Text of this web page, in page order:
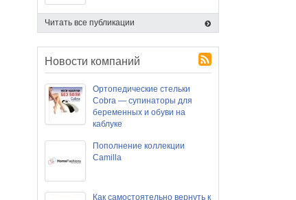
Читать все публикации
Новости компаний
Ортопедические стельки
Cobra — супинаторы для
беременных и обуви на
каблуке
Пополнение коллекции
Camilla
Как самостоятельно вернуть к